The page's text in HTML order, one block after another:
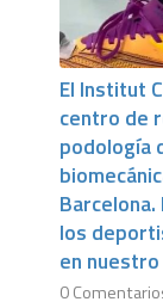
El Institut
centro de
podología
los
en
0